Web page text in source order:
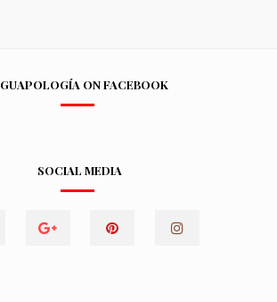
GUAPOLOGÍA ON FACEBOOK
SOCIAL MEDIA